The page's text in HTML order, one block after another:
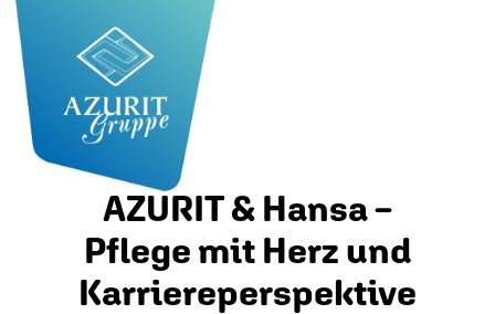
AZURIT & Hansa –
Pflege mit Herz und
Karriereperspektive